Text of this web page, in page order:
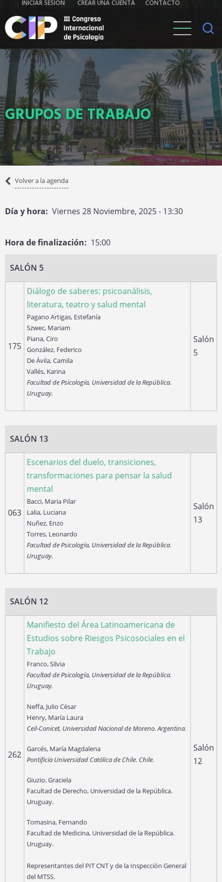
al
contenido
principal
Contacto
CONTACTO
Iniciar
sesión
INICIAR SESIÓN CREAR UNA CUENTA
GRUPOS DE TRABAJO
Volver
la
Volver a la agenda
Día y hora Viernes 28 Noviembre, 2025 - 13:30
Hora de finalización 15:00
SALÓN 5
175
Diálogo de saberes: psicoanálisis,
literatura, teatro y salud mental
Pagano Artigas, Estefanía
Szwec, Mariam
Piana, Ciro
González, Federico
De Ávila, Camila
Vallés, Karina
Facultad de Psicología, Universidad de la República.
Uruguay.
Salón
5
SALÓN 13
063
Escenarios del duelo, transiciones,
transformaciones para pensar la salud
mental
Bacci, Maria Pilar
Lalia, Luciana
Nuñez, Enzo
Torres, Leonardo
Facultad de Psicología, Universidad de la República.
Uruguay.
Salón
13
SALÓN 12
262
Manifiesto del Área Latinoamericana de
Estudios sobre Riesgos Psicosociales en el
Trabajo
Franco, Silvia
Facultad de Psicología, Universidad de la República.
Uruguay.
Neffa, Julio César
Henry, María Laura
Ceil-Conicet, Universidad Nacional de Moreno. Argentina.
Garcés, María Magdalena
Pontificia Universidad Católica de Chile. Chile.
Giuzio, Graciela
Facultad de Derecho, Universidad de la República.
Uruguay.
Tomasina, Fernando
Facultad de Medicina, Universidad de la República.
Uruguay.
Representantes del PIT CNT y de la Inspección General
del MTSS.
Salón
12